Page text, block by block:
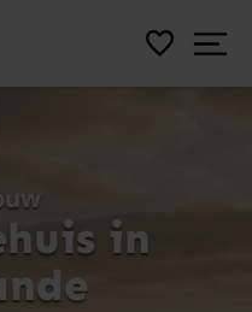
in